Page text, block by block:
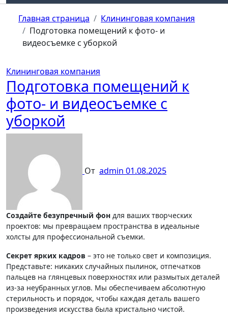
Главная страница
Клининговая компания
Подготовка помещений к фото- и
видеосъемке с уборкой
Клининговая компания
Подготовка помещений к
фото- и видеосъемке с
уборкой
От admin 01.08.2025
Создайте безупречный фон для ваших творческих
проектов: мы превращаем пространства в идеальные
холсты для профессиональной съемки.
Секрет ярких кадров – это не только свет и композиция.
Представьте: никаких случайных пылинок, отпечатков
пальцев на глянцевых поверхностях или размытых деталей
из-за неубранных углов. Мы обеспечиваем абсолютную
стерильность и порядок, чтобы каждая деталь вашего
произведения искусства была кристально чистой.